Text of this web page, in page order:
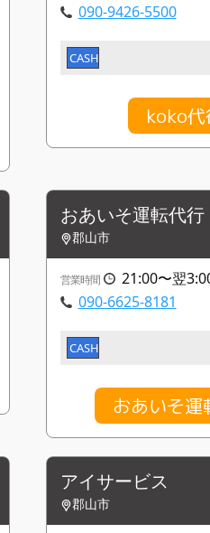
090-9426-5500
CASH
koko代
おあいそ運転代行
郡山市
営業時間
21:00〜翌
090-6625-8181
CASH
おあいそ運
アイサービス
郡山市